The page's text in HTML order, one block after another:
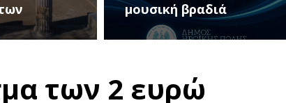
Σεπτεμβρίου)
των 2 ευρώ